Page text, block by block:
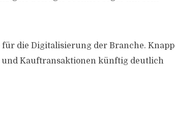
die Digitalisierung der Branche. Knapp
und Kauftransaktionen künftig deutlich